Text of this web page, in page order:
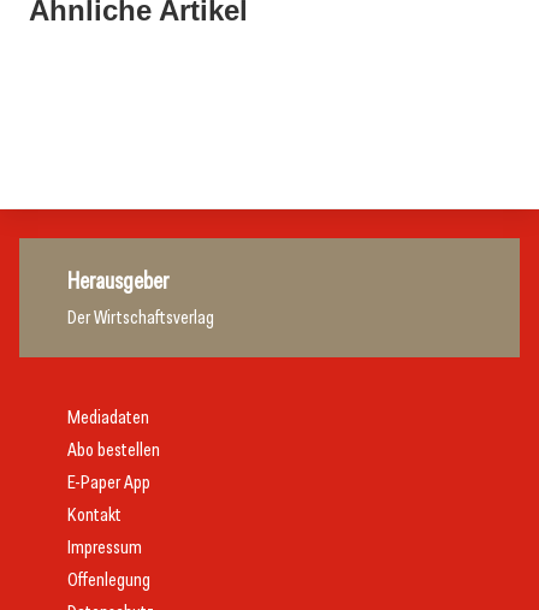
Ähnliche Artikel
Travel Start-up Night 2026: Beste Tourismus-Idee
Herausgeber
Der Wirtschaftsverlag
Mediadaten
Abo bestellen
E-Paper App
Kontakt
Impressum
Offenlegung